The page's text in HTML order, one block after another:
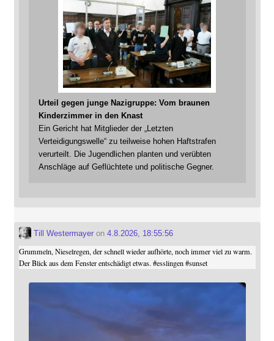
Urteil gegen junge Nazigruppe: Vom braunen
Kinderzimmer in den Knast
Ein Gericht hat Mitglieder der „Letzten
Verteidigungswelle“ zu teilweise hohen Haftstrafen
verurteilt. Die Jugendlichen planten und verübten
Anschläge auf Geflüchtete und politische Gegner.
Till Westermayeron 4.8.2026, 18:55:56
Grummeln, Nieselregen, der schnell wieder aufhörte, noch immer viel zu warm.
Der Blick aus dem Fenster entschädigt etwas. #esslingen #sunset